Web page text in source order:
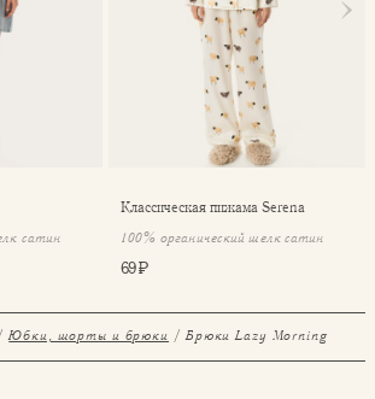
сатин
Классическая пижама Serena
100% органический шелк сатин
69 ₽
Юбки, шорты и брюки Брюки Lazy Morning